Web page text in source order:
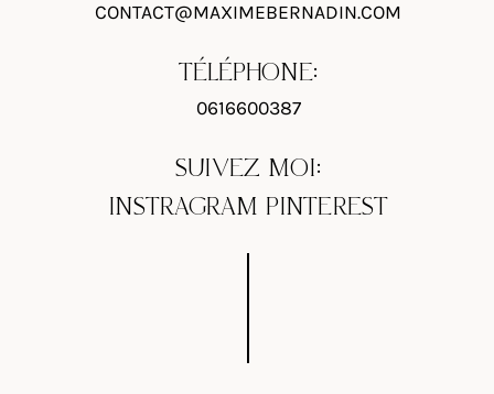
CONTACT@MAXIMEBERNADIN.COM
TÉLÉPHONE:
0616600387
SUIVEZ MOI:
INSTRAGRAM PINTEREST